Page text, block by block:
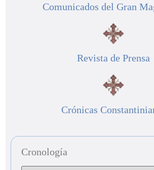
Comunicados del Gran
Revista de Prensa
Crónicas
Cronología